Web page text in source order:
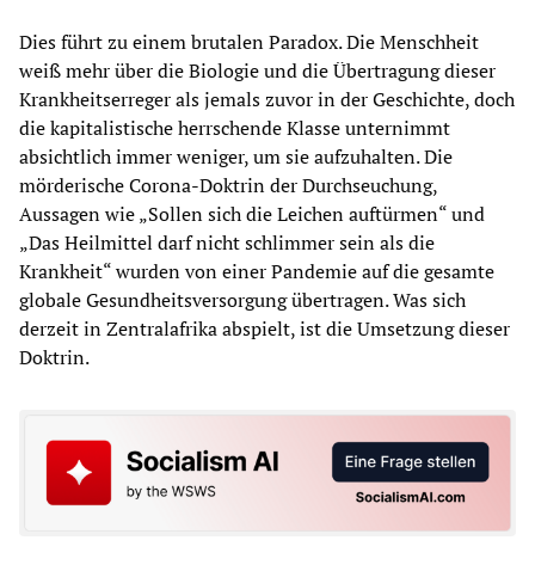
Dies führt zu einem brutalen Paradox. Die Menschheit
weiß mehr über die Biologie und die Übertragung dieser
Krankheitserreger als jemals zuvor in der Geschichte, doch
die kapitalistische herrschende Klasse unternimmt
absichtlich immer weniger, um sie aufzuhalten. Die
mörderische Corona-Doktrin der Durchseuchung,
Aussagen wie „Sollen sich die Leichen auftürmen“ und
„Das Heilmittel darf nicht schlimmer sein als die
Krankheit“ wurden von einer Pandemie auf die gesamte
globale Gesundheitsversorgung übertragen. Was sich
derzeit in Zentralafrika abspielt, ist die Umsetzung dieser
Doktrin.